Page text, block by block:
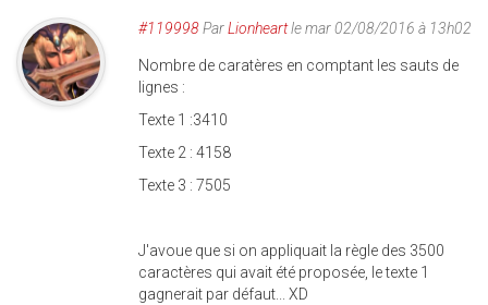
#119998ParLionheartle mar 02/08/2016 à 13h02
Nombre de caratères en comptant les sauts de
lignes :
Texte 1 :3410
Texte 2 : 4158
Texte 3 : 7505
J'avoue que si on appliquait la règle des 3500
caractères qui avait été proposée, le texte 1
gagnerait par défaut... XD